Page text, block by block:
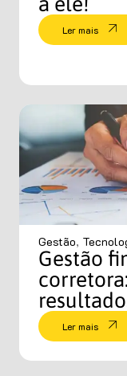
Ler mais
Gestão,
Gestão
Ler mais